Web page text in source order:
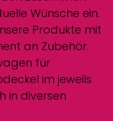
Wünsche ein.
Produkte mit
an Zubehör.
für
im jeweils
in diversen